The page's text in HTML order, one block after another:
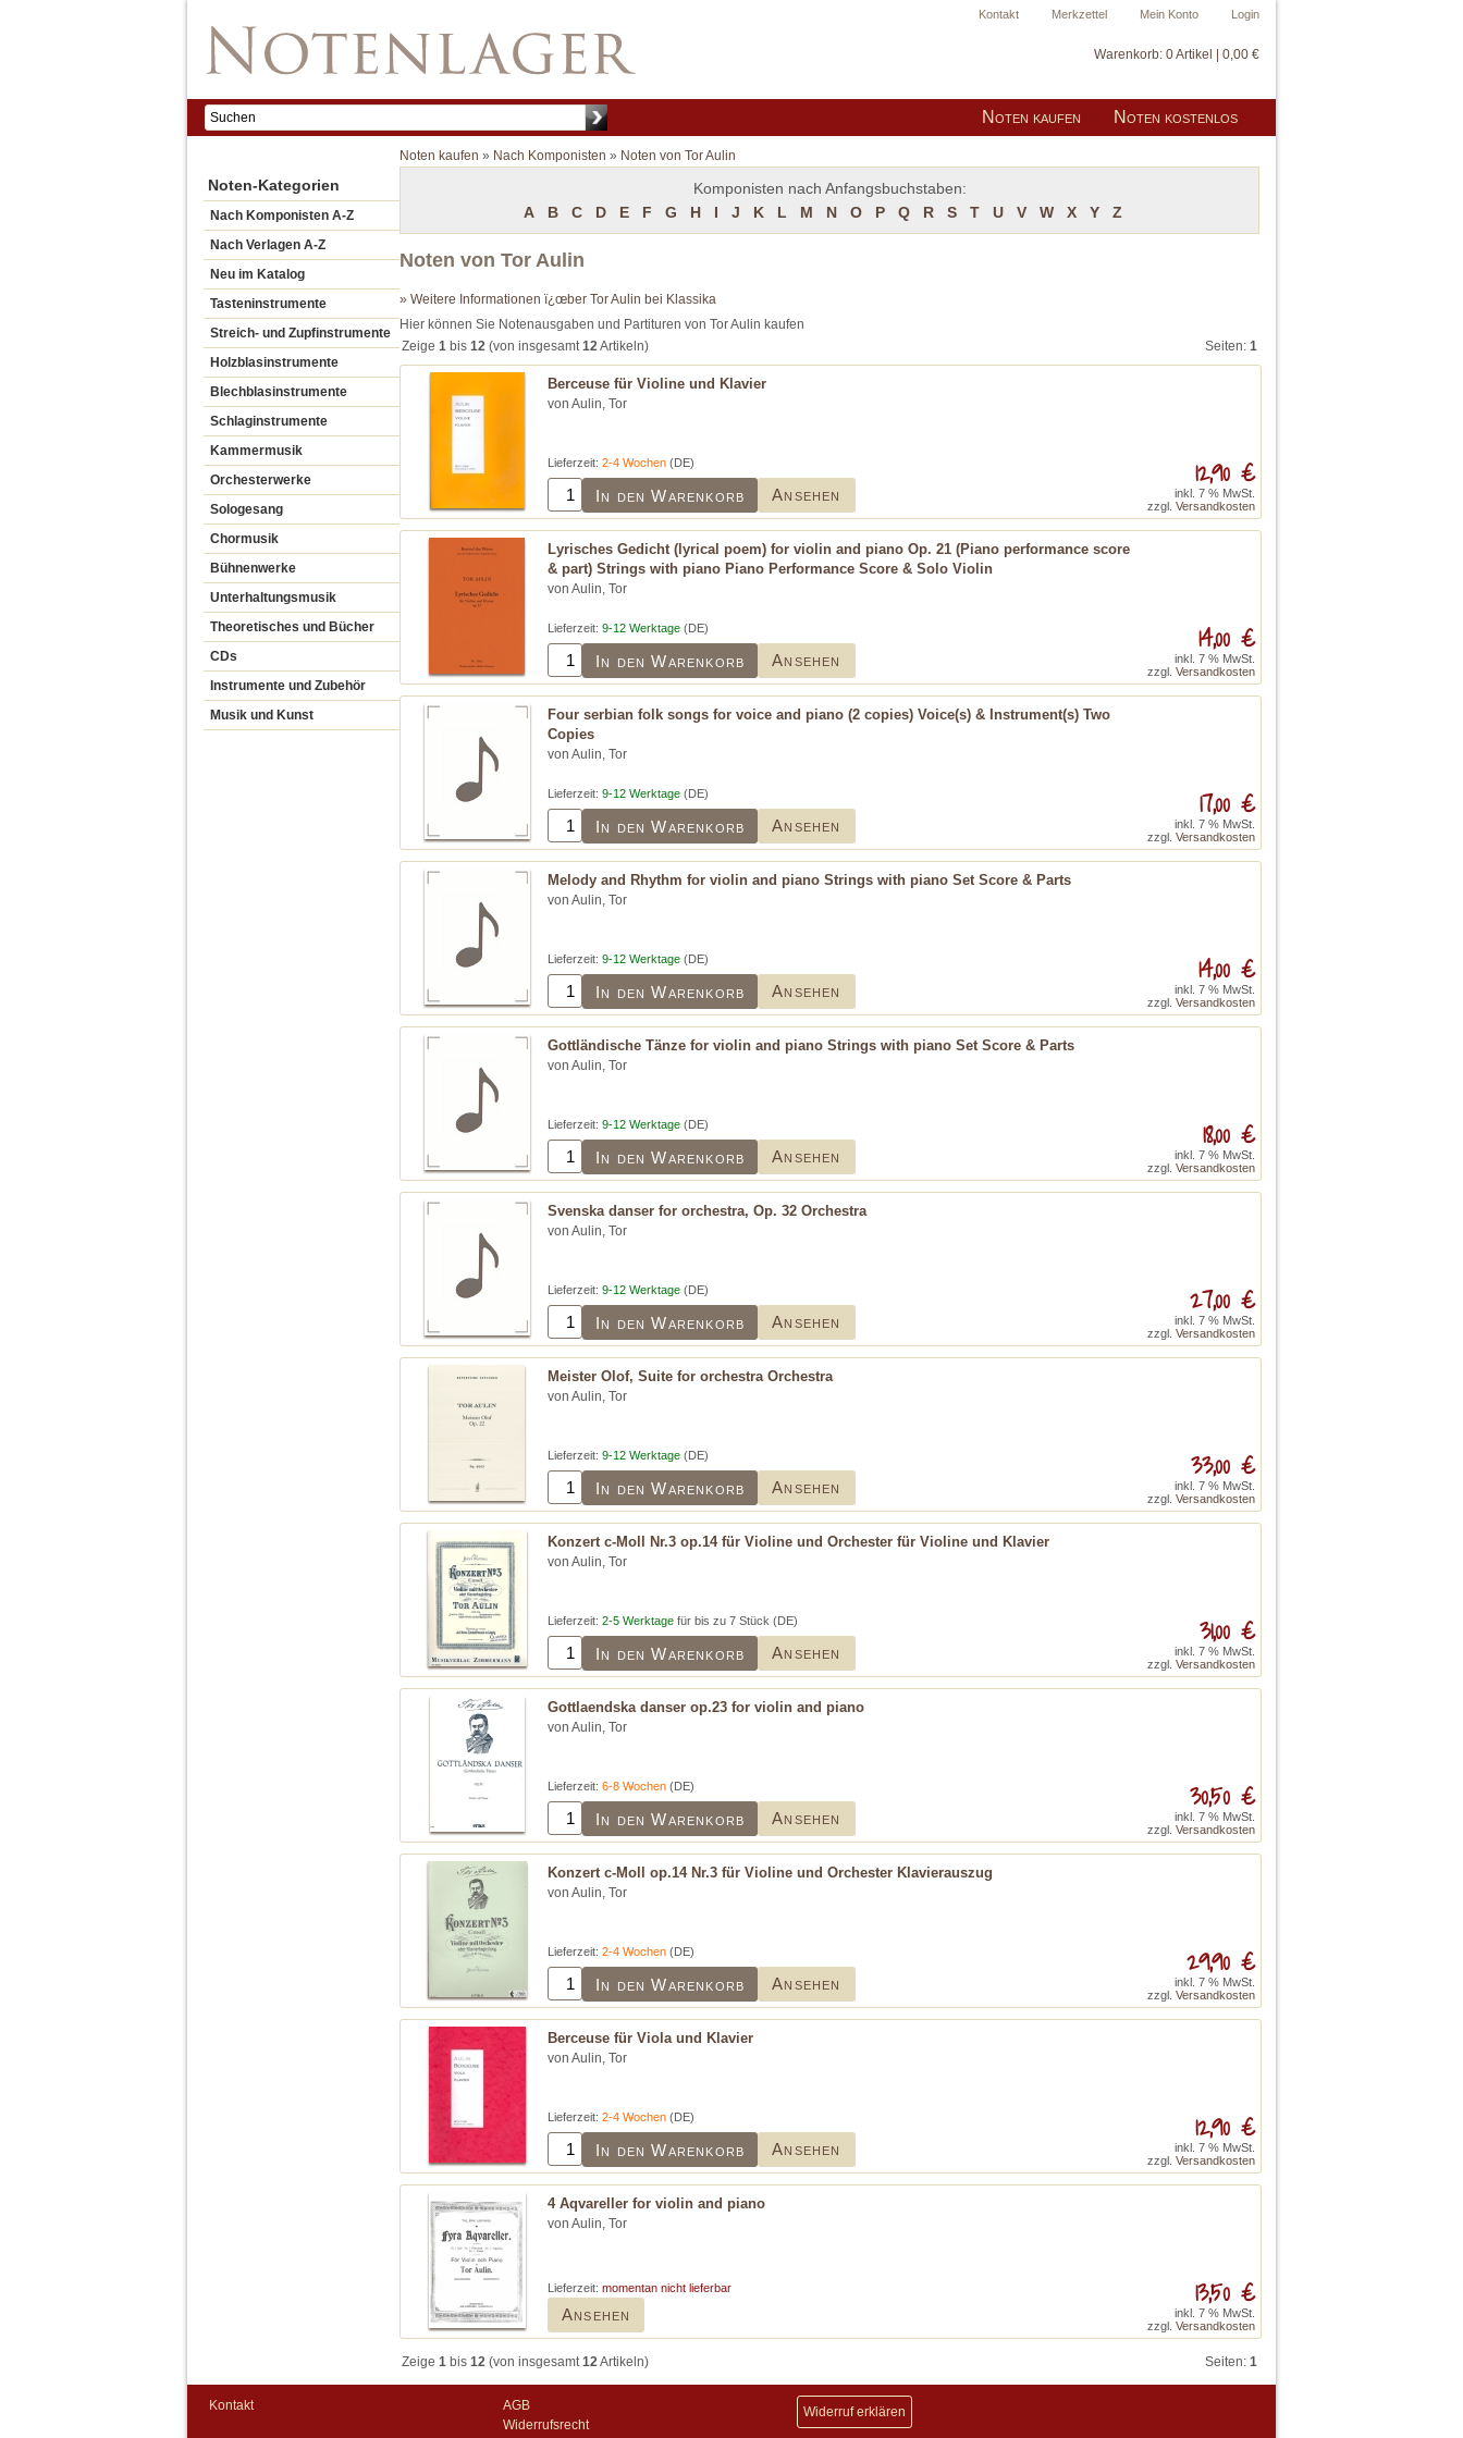
Login
Mein Konto
Merkzettel
Kontakt
Warenkorb: 0 Artikel | 0,00 €
Noten kaufen Noten kostenlos
Noten-Kategorien
Nach Komponisten A-Z
Nach Verlagen A-Z
Neu im Katalog
Tasteninstrumente
Streich- und Zupfinstrumente
Holzblasinstrumente
Blechblasinstrumente
Schlaginstrumente
Kammermusik
Orchesterwerke
Sologesang
Chormusik
Bühnenwerke
Unterhaltungsmusik
Theoretisches und Bücher
CDs
Instrumente und Zubehör
Musik und Kunst
Noten kaufen » Nach Komponisten » Noten von Tor Aulin
Komponisten nach Anfangsbuchstaben:
A
B C D E F G H I J K L M N O P Q R S T U V W X Y Z
Noten von Tor Aulin
» Weitere Informationen ï¿œber Tor Aulin bei Klassika
Hier können Sie Notenausgaben und Partituren von Tor Aulin kaufen
Zeige 1 bis 12 (von insgesamt12Artikeln) Seiten: 1
Berceuse für Violine und Klavier
von Aulin, Tor
Lieferzeit: 2-4 Wochen (DE)
In den Warenkorb Ansehen
12,90 €
inkl. 7 % MwSt.
zzgl. Versandkosten
Lyrisches Gedicht (lyrical poem) for violin and piano Op. 21 (Piano performance score
& part) Strings with piano Piano Performance Score & Solo Violin
von Aulin, Tor
Lieferzeit: 9-12 Werktage (DE)
In den Warenkorb Ansehen
14,00 €
inkl. 7 % MwSt.
zzgl. Versandkosten
Four serbian folk songs for voice and piano (2 copies) Voice(s) & Instrument(s) Two
Copies
von Aulin, Tor
Lieferzeit: 9-12 Werktage (DE)
In den Warenkorb Ansehen
17,00 €
inkl. 7 % MwSt.
zzgl. Versandkosten
Melody and Rhythm for violin and piano Strings with piano Set Score & Parts
von Aulin, Tor
Lieferzeit: 9-12 Werktage (DE)
In den Warenkorb Ansehen
14,00 €
inkl. 7 % MwSt.
zzgl. Versandkosten
Gottländische Tänze for violin and piano Strings with piano Set Score & Parts
von Aulin, Tor
Lieferzeit: 9-12 Werktage (DE)
In den Warenkorb Ansehen
18,00 €
inkl. 7 % MwSt.
zzgl. Versandkosten
Svenska danser for orchestra, Op. 32 Orchestra
von Aulin, Tor
Lieferzeit: 9-12 Werktage (DE)
In den Warenkorb Ansehen
27,00 €
inkl. 7 % MwSt.
zzgl. Versandkosten
Meister Olof, Suite for orchestra Orchestra
von Aulin, Tor
Lieferzeit: 9-12 Werktage (DE)
In den Warenkorb Ansehen
33,00 €
inkl. 7 % MwSt.
zzgl. Versandkosten
Konzert c-Moll Nr.3 op.14 für Violine und Orchester für Violine und Klavier
von Aulin, Tor
Lieferzeit: 2-5 Werktage für bis zu 7 Stück (DE)
In den Warenkorb Ansehen
31,00 €
inkl. 7 % MwSt.
zzgl. Versandkosten
Gottlaendska danser op.23 for violin and piano
von Aulin, Tor
Lieferzeit: 6-8 Wochen (DE)
In den Warenkorb Ansehen
30,50 €
inkl. 7 % MwSt.
zzgl. Versandkosten
Konzert c-Moll op.14 Nr.3 für Violine und Orchester Klavierauszug
von Aulin, Tor
Lieferzeit: 2-4 Wochen (DE)
In den Warenkorb Ansehen
29,90 €
inkl. 7 % MwSt.
zzgl. Versandkosten
Berceuse für Viola und Klavier
von Aulin, Tor
Lieferzeit: 2-4 Wochen (DE)
In den Warenkorb Ansehen
12,90 €
inkl. 7 % MwSt.
zzgl. Versandkosten
4 Aqvareller for violin and piano
von Aulin, Tor
Lieferzeit: momentan nicht lieferbar
Ansehen
13,50 €
inkl. 7 % MwSt.
zzgl. Versandkosten
Zeige 1 bis 12 (von insgesamt12Artikeln) Seiten: 1
Kontakt
AGB
Widerrufsrecht
Widerruf erklären